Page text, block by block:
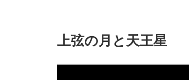
上弦の月と天王星